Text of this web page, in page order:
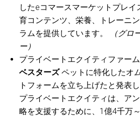
したeコマースマーケットプレイ
育コンテンツ、栄養、トレーニ
ラムを提供しています。
（グロ
ー）
プライベートエクイティファーム
ベスターズペットに特化したオ
トフォームを立ち上げたと発表し
プライベートエクイティは、ア
略を支援するために、1億4千万